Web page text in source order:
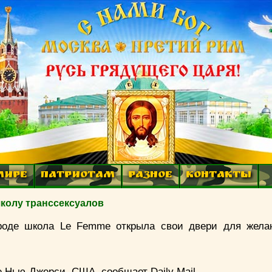
ПАТРИОТАМ РАЗНОЕ КОНТАКТЫ
транссексуалов
школа Le Femme открыла свои двери для